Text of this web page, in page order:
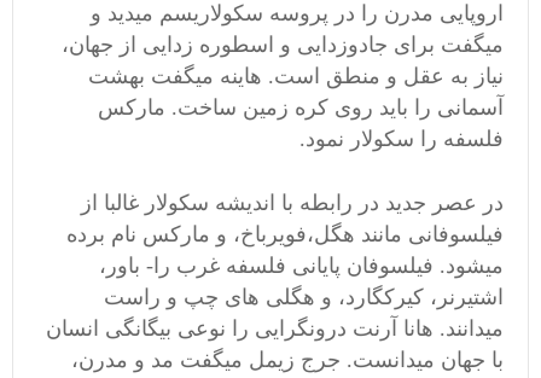
اروپایی مدرن را در پروسه سکولاریسم میدید و
میگفت برای جادوزدایی و اسطوره زدایی از جهان،
نیاز به عقل و منطق است. هاینه میگفت بهشت
آسمانی را باید روی کره زمین ساخت. مارکس
فلسفه را سکولار نمود.
در عصر جدید در رابطه با اندیشه سکولار غالبا از
فیلسوفانی مانند هگل،فویرباخ، و مارکس نام برده
میشود. فیلسوفان پایانی فلسفه غرب را- باور،
اشتیرنر، کیرکگارد، و هگلی های چپ و راست
میدانند. هانا آرنت درونگرایی را نوعی بیگانگی انسان
با جهان میدانست. جرج زیمل میگفت مد و مدرن،